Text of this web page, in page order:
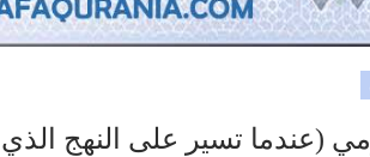
(عندما تسير على النهج